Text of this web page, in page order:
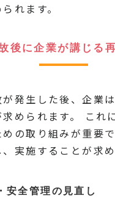
れます。
後に企業が講じる
発生した後、企業
められます。 これ
の取り組みが重要
実施することが求め
安全管理の見直し